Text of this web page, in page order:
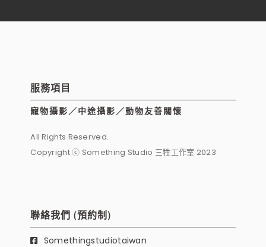
服務項目
寵物攝影／中途攝影／動物友善關懷
All Rights Reserved.
Copyright ⓒ Something Studio 三牲工作室 2023
聯絡我們 (預約制)
Somethingstudiotaiwan